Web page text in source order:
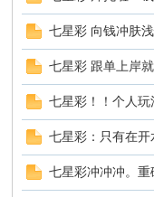
七星彩 向钱冲肤浅
七星彩 跟单上岸就
七星彩！！个人
七星彩：只有在开
七星彩冲冲冲。重